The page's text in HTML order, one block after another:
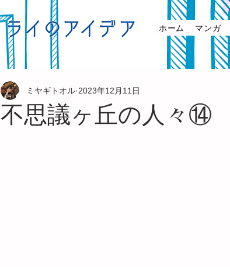
ホーム マンガ
不思議ヶ丘の人々⑭
ミヤギトオル 2023年12月11日